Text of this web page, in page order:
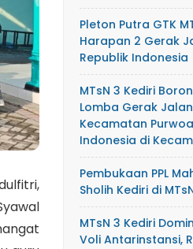
Pleton Putra GTK
Harapan 2 Gerak
Republik Indonesia
MTsN 3 Kediri
Lomba Gerak
Kecamatan
Indonesia di
Pembukaan PPL
Sholih Kediri di
MTsN 3 Kediri
Voli Antarinstansi,